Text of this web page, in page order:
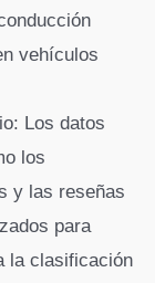
vehículos
Los datos
los
y las reseñas
para
la clasificación